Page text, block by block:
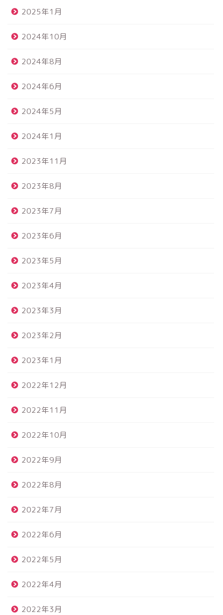
2025年1月
2024年10月
2024年8月
2024年6月
2024年5月
2024年1月
2023年11月
2023年8月
2023年7月
2023年6月
2023年5月
2023年4月
2023年3月
2023年2月
2023年1月
2022年12月
2022年11月
2022年10月
2022年9月
2022年8月
2022年7月
2022年6月
2022年5月
2022年4月
2022年3月